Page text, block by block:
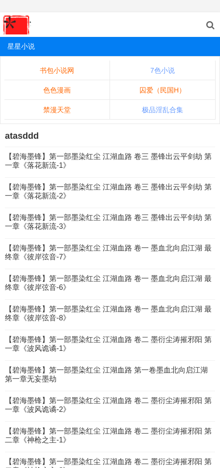
星星小说
书包小说网 7色小说
色色漫画 囚爱（民国H）
禁漫天堂 极品淫乱合集
atasddd
【碧海墨锋】第一部墨染红尘 江湖血路 卷三 墨锋出云平剑劫 第
一章《落花新流-1》
【碧海墨锋】第一部墨染红尘 江湖血路 卷三 墨锋出云平剑劫 第
一章《落花新流-2》
【碧海墨锋】第一部墨染红尘 江湖血路 卷三 墨锋出云平剑劫 第
一章《落花新流-3》
【碧海墨锋】第一部墨染红尘 江湖血路 卷一 墨血北向启江湖 最
终章《彼岸弦音-7》
【碧海墨锋】第一部墨染红尘 江湖血路 卷一 墨血北向启江湖 最
终章《彼岸弦音-6》
【碧海墨锋】第一部墨染红尘 江湖血路 卷一 墨血北向启江湖 最
终章《彼岸弦音-8》
【碧海墨锋】第一部墨染红尘 江湖血路 卷二 墨衍尘涛摧邪阳 第
一章《波风诡谲-1》
【碧海墨锋】第一部墨染红尘 江湖血路 第一卷墨血北向启江湖
第一章无妄墨劫
【碧海墨锋】第一部墨染红尘 江湖血路 卷二 墨衍尘涛摧邪阳 第
一章《波风诡谲-2》
【碧海墨锋】第一部墨染红尘 江湖血路 卷二 墨衍尘涛摧邪阳 第
二章《神枪之主-1》
【碧海墨锋】第一部墨染红尘 江湖血路 卷二 墨衍尘涛摧邪阳 第